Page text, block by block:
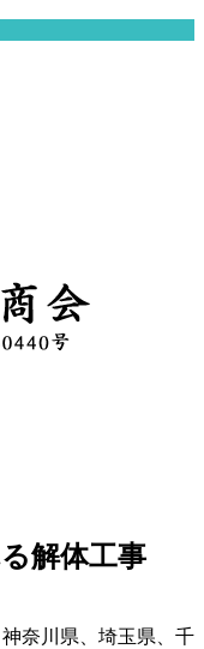
解体工事
奈川県、埼玉県、千